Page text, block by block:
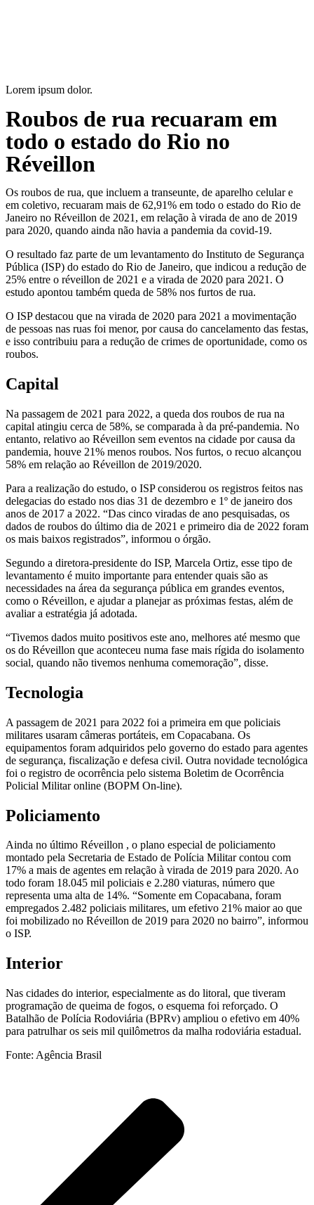
Lorem ipsum dolor.
Roubos de rua recuaram em
todo o estado do Rio no
Réveillon
Os roubos de rua, que incluem a transeunte, de aparelho celular e
em coletivo, recuaram mais de 62,91% em todo o estado do Rio de
Janeiro no Réveillon de 2021, em relação à virada de ano de 2019
para 2020, quando ainda não havia a pandemia da covid-19.
O resultado faz parte de um levantamento do Instituto de Segurança
Pública (ISP) do estado do Rio de Janeiro, que indicou a redução de
25% entre o réveillon de 2021 e a virada de 2020 para 2021. O
estudo apontou também queda de 58% nos furtos de rua.
O ISP destacou que na virada de 2020 para 2021 a movimentação
de pessoas nas ruas foi menor, por causa do cancelamento das festas,
e isso contribuiu para a redução de crimes de oportunidade, como os
roubos.
Capital
Na passagem de 2021 para 2022, a queda dos roubos de rua na
capital atingiu cerca de 58%, se comparada à da pré-pandemia. No
entanto, relativo ao Réveillon sem eventos na cidade por causa da
pandemia, houve 21% menos roubos. Nos furtos, o recuo alcançou
58% em relação ao Réveillon de 2019/2020.
Para a realização do estudo, o ISP considerou os registros feitos nas
delegacias do estado nos dias 31 de dezembro e 1º de janeiro dos
anos de 2017 a 2022. “Das cinco viradas de ano pesquisadas, os
dados de roubos do último dia de 2021 e primeiro dia de 2022 foram
os mais baixos registrados”, informou o órgão.
Segundo a diretora-presidente do ISP, Marcela Ortiz, esse tipo de
levantamento é muito importante para entender quais são as
necessidades na área da segurança pública em grandes eventos,
como o Réveillon, e ajudar a planejar as próximas festas, além de
avaliar a estratégia já adotada.
“Tivemos dados muito positivos este ano, melhores até mesmo que
os do Réveillon que aconteceu numa fase mais rígida do isolamento
social, quando não tivemos nenhuma comemoração”, disse.
Tecnologia
A passagem de 2021 para 2022 foi a primeira em que policiais
militares usaram câmeras portáteis, em Copacabana. Os
equipamentos foram adquiridos pelo governo do estado para agentes
de segurança, fiscalização e defesa civil. Outra novidade tecnológica
foi o registro de ocorrência pelo sistema Boletim de Ocorrência
Policial Militar online (BOPM On-line).
Policiamento
Ainda no último Réveillon , o plano especial de policiamento
montado pela Secretaria de Estado de Polícia Militar contou com
17% a mais de agentes em relação à virada de 2019 para 2020. Ao
todo foram 18.045 mil policiais e 2.280 viaturas, número que
representa uma alta de 14%. “Somente em Copacabana, foram
empregados 2.482 policiais militares, um efetivo 21% maior ao que
foi mobilizado no Réveillon de 2019 para 2020 no bairro”, informou
o ISP.
Interior
Nas cidades do interior, especialmente as do litoral, que tiveram
programação de queima de fogos, o esquema foi reforçado. O
Batalhão de Polícia Rodoviária (BPRv) ampliou o efetivo em 40%
para patrulhar os seis mil quilômetros da malha rodoviária estadual.
Fonte: Agência Brasil